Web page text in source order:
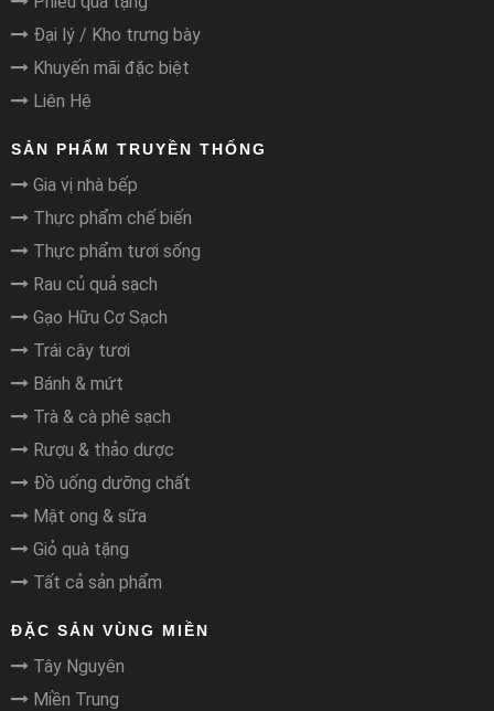
Đại lý / Kho trưng bày
Khuyến mãi đặc biệt
Liên Hệ
SẢN PHẨM TRUYỀN THỐNG
Gia vị nhà bếp
Thực phẩm chế biến
Thực phẩm tươi sống
Rau củ quả sạch
Gạo Hữu Cơ Sạch
Trái cây tươi
Bánh & mứt
Trà & cà phê sạch
Rượu & thảo dược
Đồ uống dưỡng chất
Mật ong & sữa
Giỏ quà tặng
Tất cả sản phẩm
ĐẶC SẢN VÙNG MIỀN
Tây Nguyên
Miền Trung